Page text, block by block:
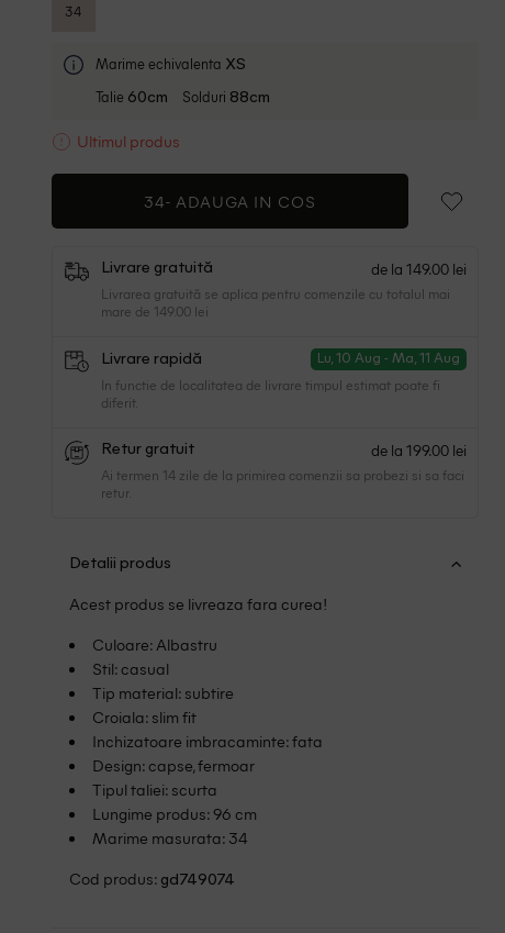
34
Marime echivalenta XS
Talie 60cm Solduri 88cm
Ultimul produs
34- ADAUGA IN COS
Livrare gratuită de la 149.00 lei
Livrarea gratuită se aplica pentru comenzile cu totalul mai
mare de 149.00 lei
Livrare rapidă Lu, 10 Aug - Ma, 11 Aug
In functie de localitatea de livrare timpul estimat poate fi
diferit.
Retur gratuit de la 199.00 lei
Ai termen 14 zile de la primirea comenzii sa probezi si sa faci
retur.
Detalii produs
Acest produs se livreaza fara curea!
Culoare: Albastru
Stil: casual
Tip material: subtire
Croiala: slim fit
Inchizatoare imbracaminte: fata
Design: capse, fermoar
Tipul taliei: scurta
Lungime produs: 96 cm
Marime masurata: 34
Cod produs: gd749074